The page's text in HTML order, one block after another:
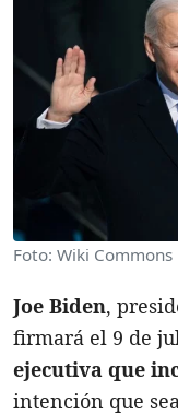
Foto: Wiki Commons
Joe Biden,
firmará el 9 de
ejecutiva que
intención que